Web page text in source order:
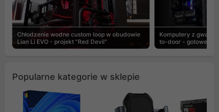
Chłodzenie wodne custom loop w obudowie
Lian Li EVO - projekt "Red Devil"
Komputery z
to-door - gotowe
Popularne kategorie w sklepie